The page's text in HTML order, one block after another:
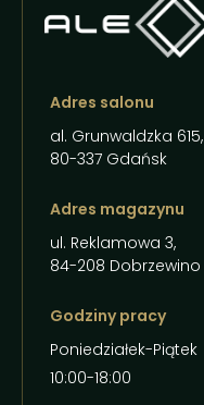
Adres salonu
al. Grunwaldzka 615,
80-337 Gdańsk
Adres magazynu
ul. Reklamowa 3,
84-208 Dobrzewino
Godziny pracy
Poniedziałek-Piątek
10:00-18:00